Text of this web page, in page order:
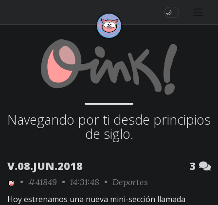
🌙
Navegando por ti desde principios
de siglo.
V.08.JUN.2018 3
• #41849 • 14:31:48 • Deportes
Hoy estrenamos una nueva mini-sección llamada